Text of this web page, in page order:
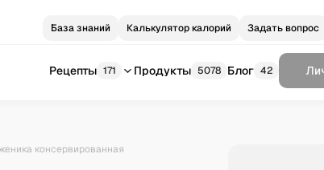
База знаний Калькулятор калорий Задать вопрос
Рецепты 171 Продукты 5078 Блог 42
консервированная